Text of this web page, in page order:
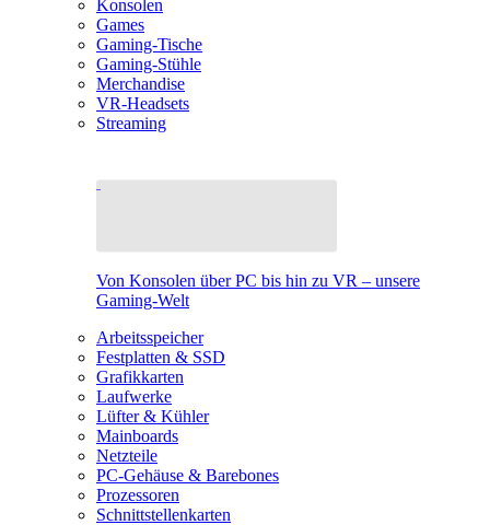
Konsolen
Games
Gaming-Tische
Gaming-Stühle
Merchandise
VR-Headsets
Streaming
Von Konsolen über PC bis hin zu VR – unsere
Gaming-Welt
Arbeitsspeicher
Festplatten & SSD
Grafikkarten
Laufwerke
Lüfter & Kühler
Mainboards
Netzteile
PC-Gehäuse & Barebones
Prozessoren
Schnittstellenkarten